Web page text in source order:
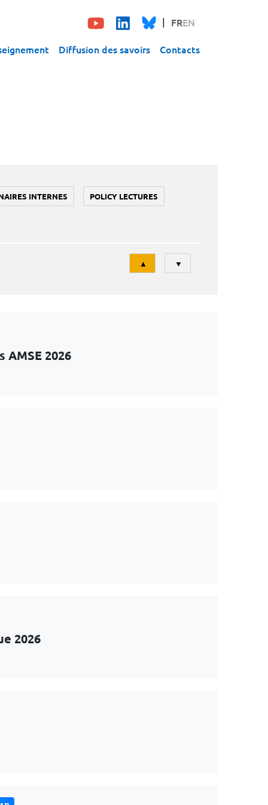
FREN
Diffusion des savoirs Contacts
INTERNES POLICY LECTURES
Tri
▲ ▼
2026
2026